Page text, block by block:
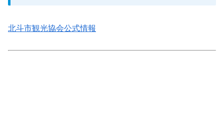
北斗市観光協会公式情報